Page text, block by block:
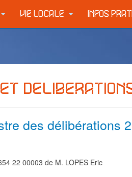
VIE LOCALE INFOS
des délibérations
22 00003 de M. LOPES Eric